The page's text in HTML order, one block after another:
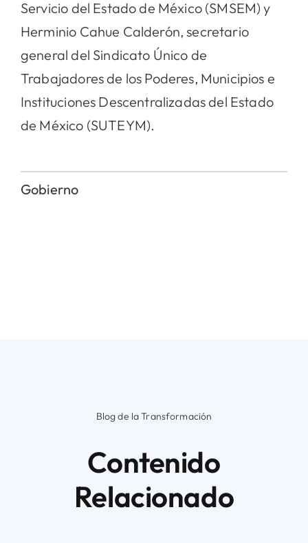
Servicio del Estado de México (SMSEM) y
Herminio Cahue Calderón, secretario
general del Sindicato Único de
Trabajadores de los Poderes, Municipios e
Instituciones Descentralizadas del Estado
de México (SUTEYM).
Gobierno
Blog de la Transformación
Contenido
Relacionado